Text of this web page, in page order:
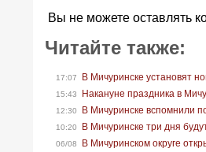
Вы не можете оставлять
Читайте также:
17:07 В Мичуринске установят
15:43 Накануне праздника в
12:30 В Мичуринске вспомнили
10:20 В Мичуринске три дня
06/08 В Мичуринском округе